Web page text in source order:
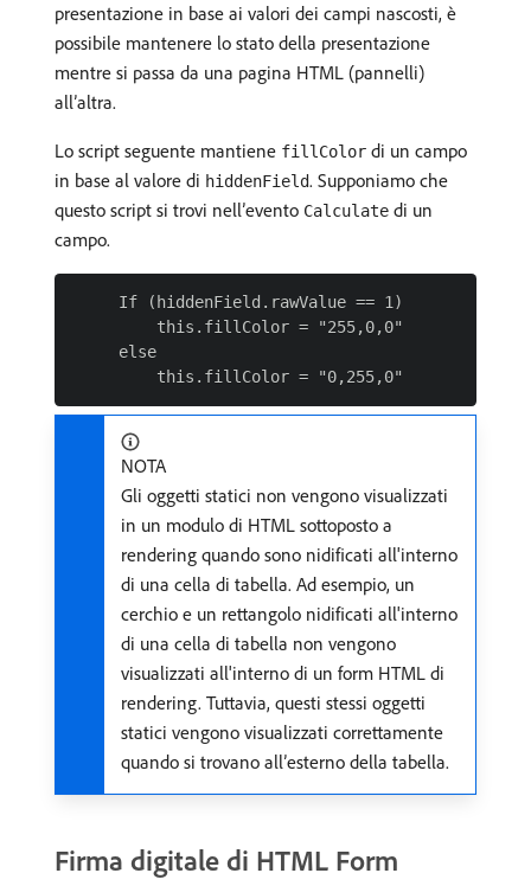
presentazione in base ai valori dei campi nascosti, è
possibile mantenere lo stato della presentazione
mentre si passa da una pagina HTML (pannelli)
all’altra.
Lo script seguente mantiene fillColor di un campo
in base al valore di hiddenField. Supponiamo che
questo script si trovi nell’evento Calculate di un
campo.
If (hiddenField.rawValue == 1)
this.fillColor = "255,0,0"
else
NOTA
Gli oggetti statici non vengono visualizzati
in un modulo di HTML sottoposto a
rendering quando sono nidificati all'interno
di una cella di tabella. Ad esempio, un
cerchio e un rettangolo nidificati all'interno
di una cella di tabella non vengono
visualizzati all'interno di un form HTML di
rendering. Tuttavia, questi stessi oggetti
statici vengono visualizzati correttamente
quando si trovano all’esterno della tabella.
Firma digitale di HTML Form